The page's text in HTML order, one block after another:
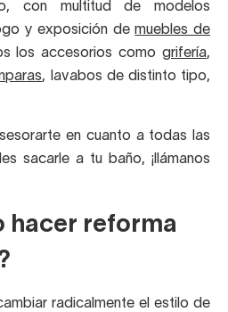
con multitud de modelos
y exposición de muebles de
los accesorios como grifería,
, lavabos de distinto tipo,
en cuanto a todas las
sacarle a tu baño, ¡llámanos
hacer reforma
radicalmente el estilo de